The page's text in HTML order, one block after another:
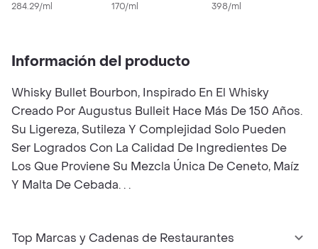
284.29/ml
170/ml
Scotch
398/ml
Información del producto
Whisky Bullet Bourbon, Inspirado En El Whisky
Creado Por Augustus Bulleit Hace Más De 150 Años.
Su Ligereza, Sutileza Y Complejidad Solo Pueden
Ser Logrados Con La Calidad De Ingredientes De
Los Que Proviene Su Mezcla Única De Ceneto, Maíz
Y Malta De Cebada. . .
Top Marcas y Cadenas de Restaurantes